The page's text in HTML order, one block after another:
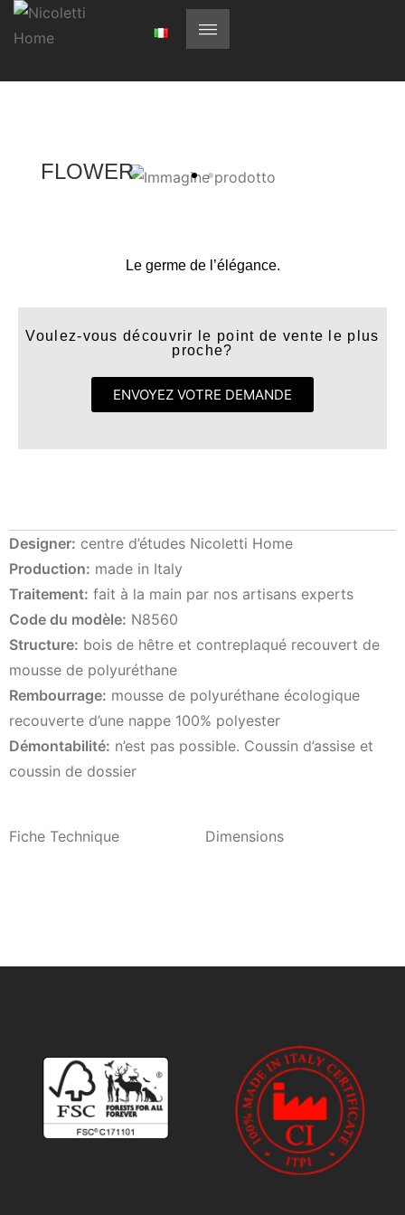
FLOWER
Le germe de l’élégance.
Voulez-vous découvrir le point de vente le plus
proche?
ENVOYEZ VOTRE DEMANDE
Designer: centre d’études Nicoletti Home
Production: made in Italy
Traitement: fait à la main par nos artisans experts
Code du modèle: N8560
Structure: bois de hêtre et contreplaqué recouvert de
mousse de polyuréthane
Rembourrage: mousse de polyuréthane écologique
recouverte d’une nappe 100% polyester
Démontabilité: n’est pas possible. Coussin d’assise et
coussin de dossier
Fiche Technique Dimensions